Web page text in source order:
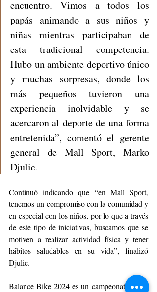
encuentro. Vimos a todos los
papás animando a sus niños y
niñas mientras participaban de
esta tradicional competencia.
Hubo un ambiente deportivo único
y muchas sorpresas, donde los
más pequeños tuvieron una
experiencia inolvidable y se
acercaron al deporte de una forma
entretenida”, comentó el gerente
general de Mall Sport, Marko
Djulic.
Continuó indicando que “en Mall Sport,
tenemos un compromiso con la comunidad y
en especial con los niños, por lo que a través
de este tipo de iniciativas, buscamos que se
motiven a realizar actividad física y tener
hábitos saludables en su vida”, finalizó
Djulic.
Balance Bike 2024 es un campeonato anual